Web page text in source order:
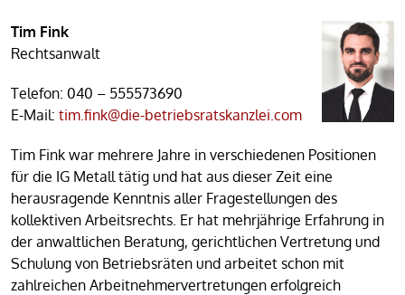
Tim Fink
Rechtsanwalt
Telefon: 040 – 555573690
E-Mail: tim.fink@die-betriebsratskanzlei.com
Tim Fink war mehrere Jahre in verschiedenen Positionen
für die IG Metall tätig und hat aus dieser Zeit eine
herausragende Kenntnis aller Fragestellungen des
kollektiven Arbeitsrechts. Er hat mehrjährige Erfahrung in
der anwaltlichen Beratung, gerichtlichen Vertretung und
Schulung von Betriebsräten und arbeitet schon mit
zahlreichen Arbeitnehmervertretungen erfolgreich